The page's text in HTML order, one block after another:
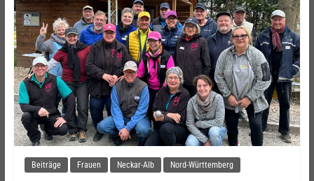
Beiträge Frauen Neckar-Alb Nord-Württemberg